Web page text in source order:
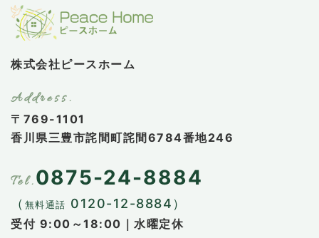
株式会社ピースホーム
〒769-1101
香川県三豊市詫間町詫間6784番地246
0875-24-8884
（ 無料通話 0120-12-8884）
受付 9:00～18:00｜水曜定休